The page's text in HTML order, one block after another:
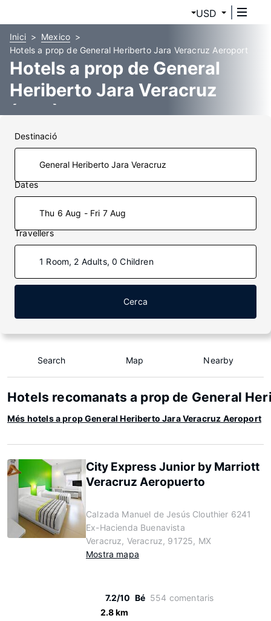
USD
Inici
Mexico
Hotels a prop de General Heriberto Jara Veracruz Aeroport
Hotels a prop de General
Heriberto Jara Veracruz
(VER)
Destinació
Dates
Thu 6 Aug - Fri 7 Aug
Travellers
1 Room, 2 Adults, 0 Children
Cerca
Search Map Nearby
Hotels recomanats a prop de General
Més hotels a prop General Heriberto Jara Veracruz Aeroport
City Express Junior by Marriott
Veracruz Aeropuerto
Calzada Manuel de Jesús Clouthier 6241
Ex-Hacienda Buenavista
Veracruz, Veracruz, 91725, MX
Mostra mapa
7.2/10 Bé 554 comentaris
2.8 km